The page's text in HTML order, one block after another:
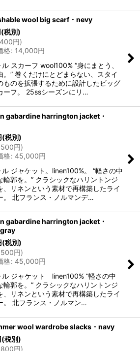
wool big scarf・nevy
(税別)
円)
格: 14,000円
スカーフ wool100% “身にまとう、
。” 巻くだけにとどまらない、スタイ
ものを拡張するために設計したビッグ
ーフ。 25ssシーズンにリ…
gabardine harrington jacket・
(税別)
円)
格: 45,000円
ジャケット。linen100%。 “軽さの中
輪郭を。” クラシックなハリントンジ
、リネンという素材で再構築したライ
。 北フランス・ノルマンデ…
gabardine harrington jacket・
(税別)
円)
格: 45,000円
ル ジャケット linen100% “軽さの中
輪郭を。” クラシックなハリントンジ
、リネンという素材で再構築したライ
。 北フランス・ノルマン…
wool wardrobe slacks・navy
(税別)
円)